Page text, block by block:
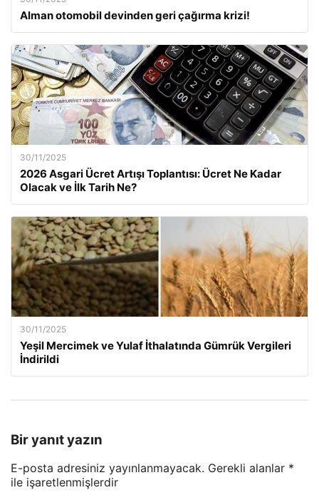
Alman otomobil devinden geri çağırma krizi!
30/11/2025
2026 Asgari Ücret Artışı Toplantısı: Ücret Ne Kadar
Olacak ve İlk Tarih Ne?
30/11/2025
Yeşil Mercimek ve Yulaf İthalatında Gümrük Vergileri
İndirildi
Bir yanıt yazın
E-posta adresiniz yayınlanmayacak. Gerekli alanlar *
ile işaretlenmişlerdir